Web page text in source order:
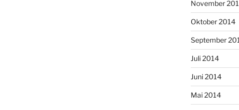
November
Oktober 2014
September
Juli 2014
Juni 2014
Mai 2014